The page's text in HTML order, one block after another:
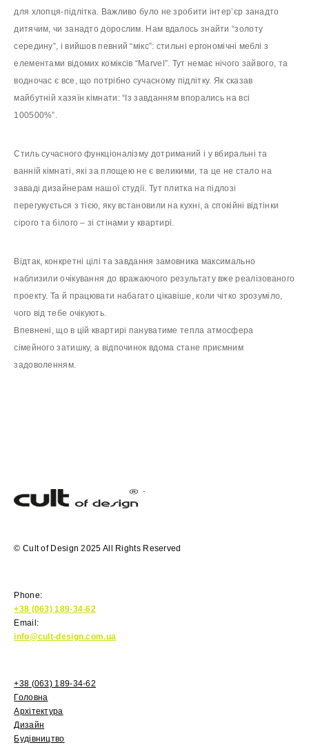
для хлопця-підлітка. Важливо було не зробити інтер’єр занадто
дитячим, чи занадто дорослим. Нам вдалось знайти “золоту
середину”, і вийшов певний “мікс”: стильні ергономічні меблі з
елементами відомих коміксів “Marvel”. Тут немає нічого зайвого, та
водночас є все, що потрібно сучасному підлітку. Як сказав
майбутній хазяїн кімнати: “Із завданням впорались на всі
100500%”.
Стиль сучасного функціоналізму дотриманий і у вбиральні та
ванній кімнаті, які за площею не є великими, та це не стало на
заваді дизайнерам нашої студії. Тут плитка на підлозі
перегукується з тією, яку встановили на кухні, а спокійні відтінки
сірого та білого – зі стінами у квартирі.
Відтак, конкретні цілі та завдання замовника максимально
наблизили очікування до вражаючого результату вже реалізованого
проекту. Та й працювати набагато цікавіше, коли чітко зрозуміло,
чого від тебе очікують.
Впевнені, що в цій квартирі пануватиме тепла атмосфера
сімейного затишку, а відпочинок вдома стане приємним
задоволенням.
© Cult of Design 2025 All Rights Reserved
Phone:
+38 (063) 189-34-62
Email:
info@cult-design.com.ua
+38 (063) 189-34-62
Головна
Архітектура
Дизайн
Будівництво